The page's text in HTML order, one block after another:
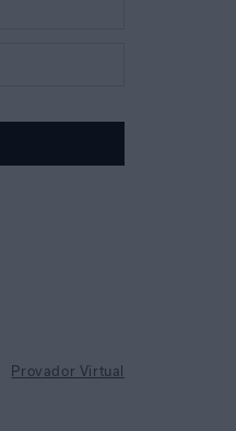
Provador Virtual